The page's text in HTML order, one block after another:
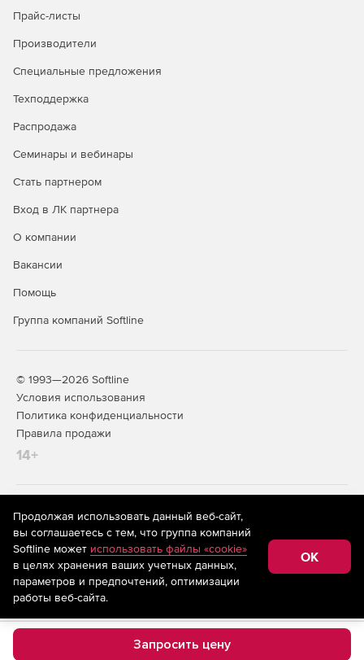
Запросить цену
Прайс-листы
Производители
Специальные предложения
Техподдержка
Распродажа
Семинары и вебинары
Стать партнером
Вход в ЛК партнера
О компании
Вакансии
Помощь
Группа компаний Softline
© 1993—2026 Softline
Условия использования
Политика конфиденциальности
Правила продажи
14+
На информационном ресурсе store.softline.ru применяются
рекомендательные технологии
(информационные технологии
предоставления информации на основе сбора,
систематизации и анализа сведений, относящихся к
предпочтениям пользователей сети «Интернет»,
находящихся на территории Российской Федерации)
Продолжая использовать данный веб-сайт,
вы соглашаетесь с тем, что группа компаний
Softline может использовать файлы «cookie»
в целях хранения ваших учетных данных,
параметров и предпочтений, оптимизации
работы веб-сайта.
OK